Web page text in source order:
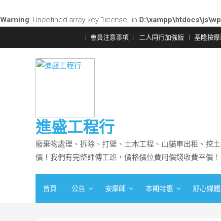
Warning: Undefined array key "license" in
會員注意事項 二人同行加強版 基隆按
進盛工程行
廢棄物處理、拆除、打壁、土木工程、山貓車出租、挖
價！我們有完整師傅工班，價格價位費用價錢收費平價！
首頁 公告 安摩師 本期特惠 舒心媒